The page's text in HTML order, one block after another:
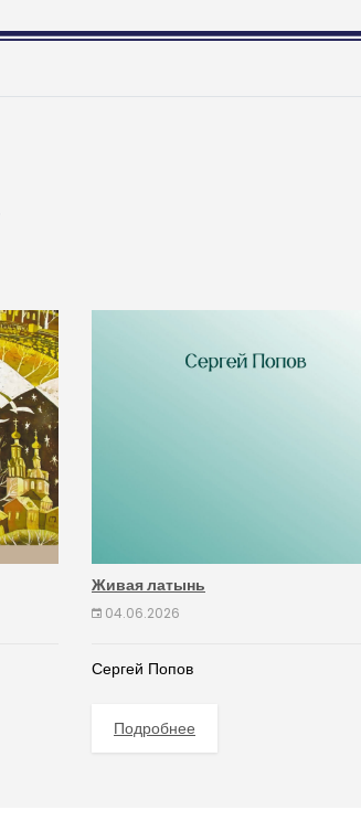
Живая латынь
04.06.2026
Сергей Попов
Подробнее